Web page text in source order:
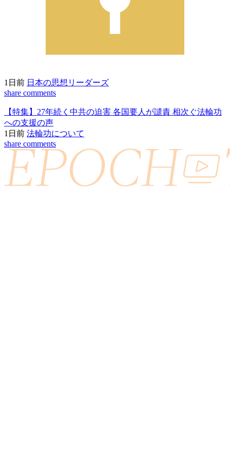
1日前 日本の思想リーダーズ
share comments
【特集】27年続く中共の迫害 各国要人が譴責 相次ぐ法輪功
への支援の声
1日前 法輪功について
share comments